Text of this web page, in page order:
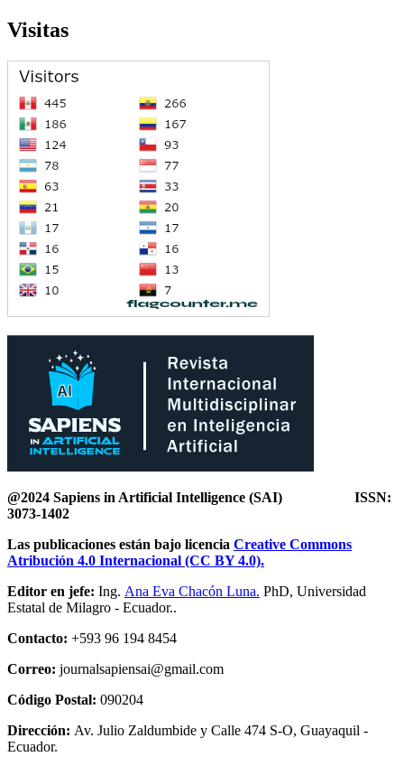
Visitas
@2024 Sapiens in Artificial Intelligence (SAI) ISSN:
3073-1402
Las publicaciones están bajo licencia Creative Commons
Atribución 4.0 Internacional (CC BY 4.0).
Editor en jefe: Ing. Ana Eva Chacón Luna. PhD, Universidad
Estatal de Milagro - Ecuador..
Contacto: +593 96 194 8454
Correo: journalsapiensai@gmail.com
Código Postal: 090204
Dirección: Av. Julio Zaldumbide y Calle 474 S-O, Guayaquil -
Ecuador.